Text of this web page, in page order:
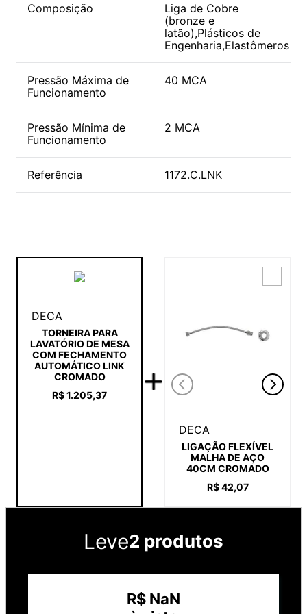
Composição
Liga de Cobre
(bronze e
latão),Plásticos de
Engenharia,Elastômeros
Pressão Máxima de
Funcionamento
40 MCA
Pressão Mínima de
Funcionamento
2 MCA
Referência 1172.C.LNK
DECA
TORNEIRA PARA
LAVATÓRIO DE MESA
COM FECHAMENTO
AUTOMÁTICO LINK
CROMADO
R$1.205,37
DECA
LIGAÇÃO FLEXÍVEL
MALHA DE AÇO
40CM CROMADO
R$ 42,07
Leve2 produtos
R$ NaN